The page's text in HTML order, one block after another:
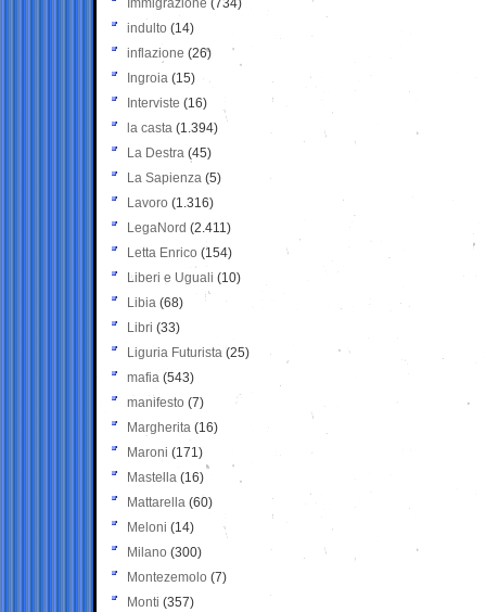
Immigrazione (734)
indulto (14)
inflazione (26)
Ingroia (15)
Interviste (16)
la casta (1.394)
La Destra (45)
La Sapienza (5)
Lavoro (1.316)
LegaNord (2.411)
Letta Enrico (154)
Liberi e Uguali (10)
Libia (68)
Libri (33)
Liguria Futurista (25)
mafia (543)
manifesto (7)
Margherita (16)
Maroni (171)
Mastella (16)
Mattarella (60)
Meloni (14)
Milano (300)
Montezemolo (7)
Monti (357)